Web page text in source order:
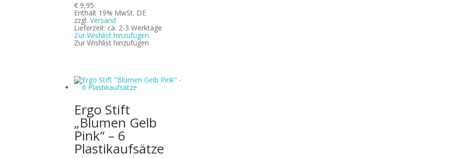
€ 9,95
Enthält 19% MwSt. DE
zzgl.Versand
Lieferzeit: ca. 2-3 Werktage
Zur Wishlist hinzufügen
Zur Wishlist hinzufügen
Ergo Stift
„Blumen Gelb
Pink“ – 6
Plastikaufsätze